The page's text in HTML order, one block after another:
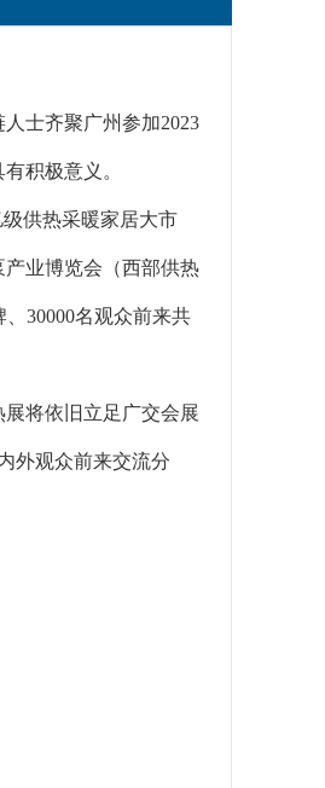
士齐聚广州参加2023
积极意义。
供热采暖家居大市
业博览会（西部供热
30000名观众前来共
将依旧立足广交会展
外观众前来交流分